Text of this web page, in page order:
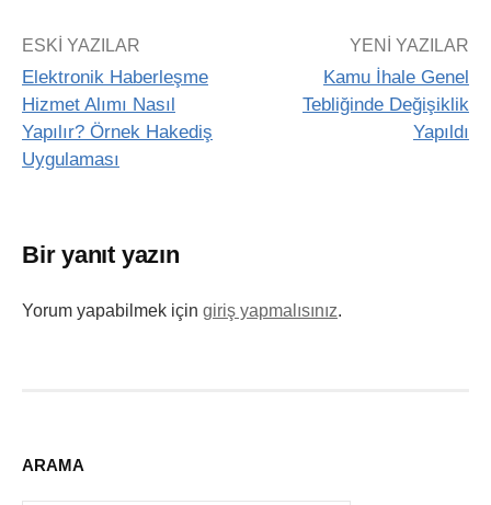
ESKI YAZILAR
Elektronik Haberleşme
Hizmet Alımı Nasıl
Yapılır? Örnek Hakediş
Uygulaması
YENI YAZILAR
Kamu İhale Genel
Tebliğinde Değişiklik
Yapıldı
Bir yanıt yazın
Yorum yapabilmek için giriş yapmalısınız.
ARAMA